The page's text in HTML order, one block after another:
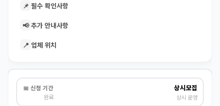
📌 필수 확인사항
📢 추가 안내사항
📍 업체 위치
📅 신청 기간
완료
상시모집
상시 운영